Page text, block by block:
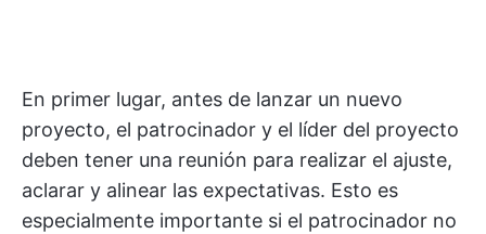
En primer lugar, antes de lanzar un nuevo
proyecto, el patrocinador y el líder del proyecto
deben tener una reunión para realizar el ajuste,
aclarar y alinear las expectativas. Esto es
especialmente importante si el patrocinador no